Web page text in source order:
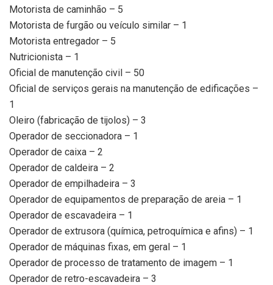
Motorista de caminhão – 5
Motorista de furgão ou veículo similar – 1
Motorista entregador – 5
Nutricionista – 1
Oficial de manutenção civil – 50
Oficial de serviços gerais na manutenção de edificações –
1
Oleiro (fabricação de tijolos) – 3
Operador de seccionadora – 1
Operador de caixa – 2
Operador de caldeira – 2
Operador de empilhadeira – 3
Operador de equipamentos de preparação de areia – 1
Operador de escavadeira – 1
Operador de extrusora (química, petroquímica e afins) – 1
Operador de máquinas fixas, em geral – 1
Operador de processo de tratamento de imagem – 1
Operador de retro-escavadeira – 3